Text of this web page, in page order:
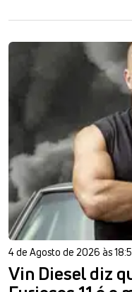
4 de Agosto de 2026 às
Vin Diesel diz